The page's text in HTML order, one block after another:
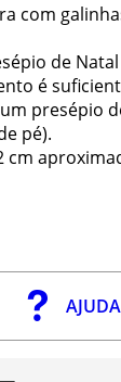
com
de
é
presépio
pé).
cm